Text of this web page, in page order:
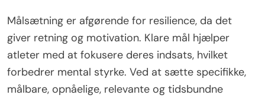
Målsætning er afgørende for resilience, da det
giver retning og motivation. Klare mål hjælper
atleter med at fokusere deres indsats, hvilket
forbedrer mental styrke. Ved at sætte specifikke,
målbare, opnåelige, relevante og tidsbundne